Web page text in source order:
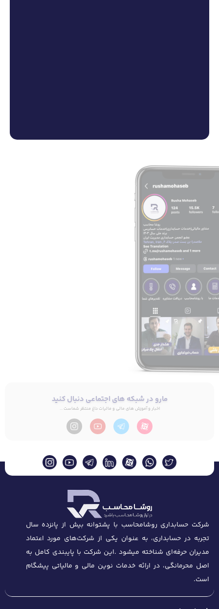
مارو در شبکه های اجتماعی دنبال کنید
اخبار و آموزش های مالی و مالیات داغ منتظر شماست ...
شرکت حسابداری روشامحاسب با پشتوانه بیش از پانزده سال
تجربه در حسابداری، به عنوان یکی از شرکت‌های مورد اعتماد
مدیران حرفه‌ای شناخته میشود .این شرکت با پایبندی کامل به
اصل محرمانگی، در ارائه خدمات نوین مالی و مالیاتی پیشگام
است.